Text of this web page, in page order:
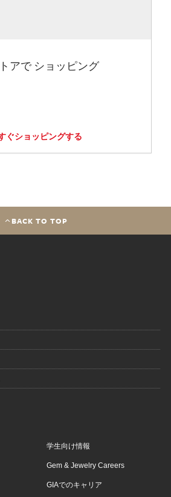
アで ショッピング
ぐショッピングする
BACK TO TOP
学生向け情報
Gem & Jewelry Careers
GIAでのキャリア